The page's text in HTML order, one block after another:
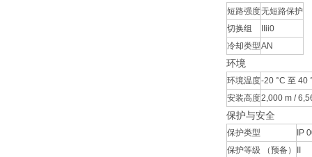
短路强度无短路保护
切换组
IIii0
冷却类型AN
环境
环境温度-20 °C 至 40
安装高度2,000 m /
保护与安全
保护类型
IP
保护等级 （预备）